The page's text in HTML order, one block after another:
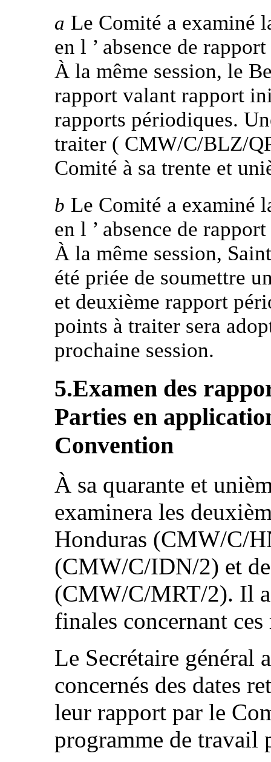
a Le Comité a examiné
en l ’ absence de
À la même session, le
rapport valant rapport
rapports périodiques.
traiter ( CMW/C/BLZ/
Comité à sa trente et
b Le Comité a examiné
en l ’ absence de
À la même session,
été priée de soumettre
et deuxième rapport
points à traiter sera
prochaine session.
5.Examen des
Parties en
Convention
À sa quarante et
examinera les
Honduras (CMW/C/
(CMW/C/IDN/2) et
(CMW/C/MRT/2). Il
finales concernant
Le Secrétaire général
concernés des dates
leur rapport par le
programme de travail